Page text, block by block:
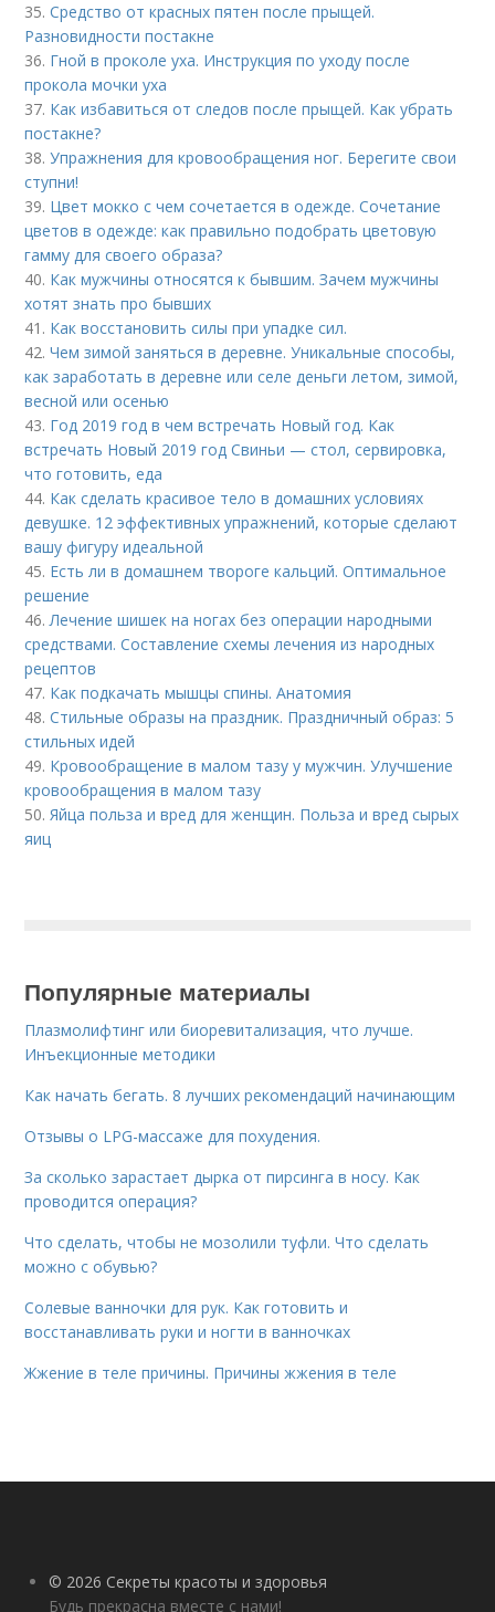
35.Средство от красных пятен после прыщей.
Разновидности постакне
36. Гной в проколе уха. Инструкция по уходу после
прокола мочки уха
37. Как избавиться от следов после прыщей. Как убрать
постакне?
38.Упражнения для кровообращения ног. Берегите свои
ступни!
39. Цвет мокко с чем сочетается в одежде. Сочетание
цветов в одежде: как правильно подобрать цветовую
гамму для своего образа?
40. Как мужчины относятся к бывшим. Зачем мужчины
хотят знать про бывших
41. Как восстановить силы при упадке сил.
42.Чем зимой заняться в деревне. Уникальные способы,
как заработать в деревне или селе деньги летом, зимой,
весной или осенью
43. Год 2019 год в чем встречать Новый год. Как
встречать Новый 2019 год Свиньи — стол, сервировка,
что готовить, еда
44. Как сделать красивое тело в домашних условиях
девушке. 12 эффективных упражнений, которые сделают
вашу фигуру идеальной
45. Есть ли в домашнем твороге кальций. Оптимальное
решение
46.Лечение шишек на ногах без операции народными
средствами. Составление схемы лечения из народных
рецептов
47. Как подкачать мышцы спины. Анатомия
48.Стильные образы на праздник. Праздничный образ: 5
стильных идей
49. Кровообращение в малом тазу у мужчин. Улучшение
кровообращения в малом тазу
50.Яйца польза и вред для женщин. Польза и вред сырых
яиц
Популярные материалы
Плазмолифтинг или биоревитализация, что лучше.
Инъекционные методики
Как начать бегать. 8 лучших рекомендаций начинающим
Отзывы о LPG-массаже для похудения.
За сколько зарастает дырка от пирсинга в носу. Как
проводится операция?
Что сделать, чтобы не мозолили туфли. Что сделать
можно с обувью?
Солевые ванночки для рук. Как готовить и
восстанавливать руки и ногти в ванночках
Жжение в теле причины. Причины жжения в теле
© 2026 Секреты красоты и здоровья
Будь прекрасна вместе с нами!